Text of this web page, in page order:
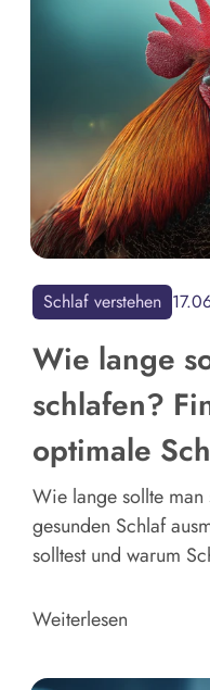
Schlaf verstehen
Wie lange
schlafen?
optimale
Wie lange sollte man
gesunden Schlaf
solltest und warum
Weiterlesen